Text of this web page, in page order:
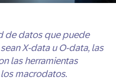
de datos que puede
X-data u O-data, las
las herramientas
macrodatos.